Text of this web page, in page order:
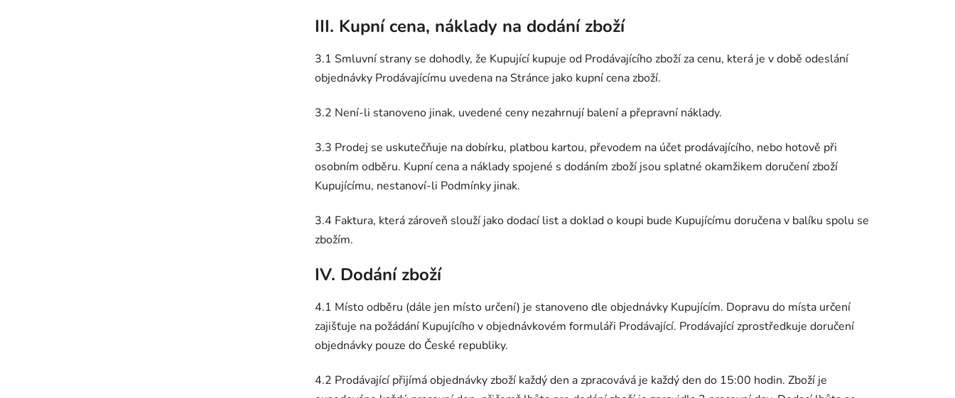
III. Kupní cena, náklady na dodání zboží
3.1 Smluvní strany se dohodly, že Kupující kupuje od Prodávajícího zboží za cenu, která je v době odeslání
objednávky Prodávajícímu uvedena na Stránce jako kupní cena zboží.
3.2 Není-li stanoveno jinak, uvedené ceny nezahrnují balení a přepravní náklady.
3.3 Prodej se uskutečňuje na dobírku, platbou kartou, převodem na účet prodávajícího, nebo hotově při
osobním odběru. Kupní cena a náklady spojené s dodáním zboží jsou splatné okamžikem doručení zboží
Kupujícímu, nestanoví-li Podmínky jinak.
3.4 Faktura, která zároveň slouží jako dodací list a doklad o koupi bude Kupujícímu doručena v balíku spolu se
zbožím.
IV. Dodání zboží
4.1 Místo odběru (dále jen místo určení) je stanoveno dle objednávky Kupujícím. Dopravu do místa určení
zajišťuje na požádání Kupujícího v objednávkovém formuláři Prodávající. Prodávající zprostředkuje doručení
objednávky pouze do České republiky.
4.2 Prodávající přijímá objednávky zboží každý den a zpracovává je každý den do 15:00 hodin. Zboží je